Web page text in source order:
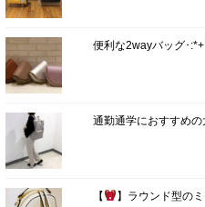
便利な2wayバッグ･
通勤通学におすすめの
【 】ラウンド型の